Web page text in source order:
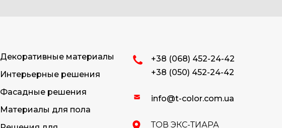
Декоративные материалы
Интерьерные решения
Фасадные решения
Материалы для пола
+38 (068) 452-24-42
+38 (050) 452-24-42
info@t-color.com.ua
ТОВ ЭКС-ТИАРА